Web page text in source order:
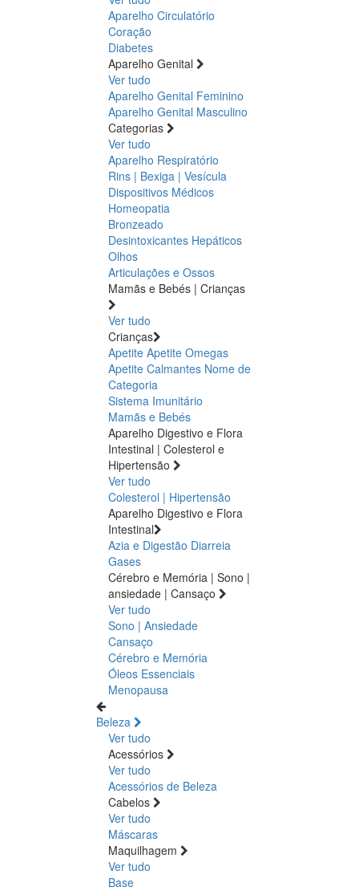
Aparelho Circulatório
Coração
Diabetes
Aparelho Genital
Ver tudo
Aparelho Genital Feminino
Aparelho Genital Masculino
Categorias
Ver tudo
Aparelho Respiratório
Rins | Bexiga | Vesícula
Dispositivos Médicos
Homeopatia
Bronzeado
Desintoxicantes Hepáticos
Olhos
Articulações e Ossos
Mamãs e Bebés | Crianças
Ver tudo
Crianças
Apetite Apetite Omegas
Apetite Calmantes Nome de
Categoria
Sistema Imunitário
Mamãs e Bebés
Aparelho Digestivo e Flora
Intestinal | Colesterol e
Hipertensão
Ver tudo
Colesterol | Hipertensão
Aparelho Digestivo e Flora
Intestinal
Azia e Digestão Diarreia
Gases
Cérebro e Memória | Sono |
ansiedade | Cansaço
Ver tudo
Sono | Ansiedade
Cansaço
Cérebro e Memória
Óleos Essenciais
Menopausa
Beleza
Ver tudo
Acessórios
Ver tudo
Acessórios de Beleza
Cabelos
Ver tudo
Máscaras
Maquilhagem
Ver tudo
Base